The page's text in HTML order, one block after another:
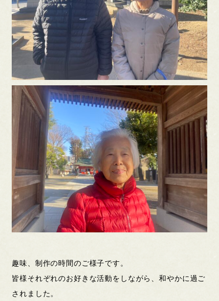
趣味、制作の時間のご様子です。
皆様それぞれのお好きな活動をしながら、和やかに過ご
されました。